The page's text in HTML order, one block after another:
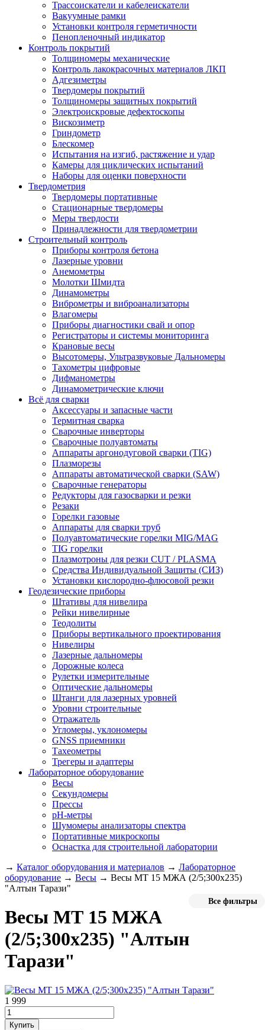
Трассоискатели и кабелеискатели
Вакуумные рамки
Установки контроля герметичности
Пенопленочный индикатор
Контроль покрытий
Толщиномеры механические
Контроль лакокрасочных материалов ЛКП
Адгезиметры
Твердомеры покрытий
Толщиномеры защитных покрытий
Электроискровые дефектоскопы
Вискозиметр
Гриндометр
Блескомер
Испытания на изгиб, растяжение и удар
Камеры для циклических испытаний
Наборы для оценки поверхности
Твердометрия
Твердомеры портативные
Стационарные твердомеры
Меры твердости
Принадлежности для твердометрии
Строительный контроль
Приборы контроля бетона
Лазерные уровни
Анемометры
Молотки Шмидта
Динамометры
Виброметры и виброанализаторы
Влагомеры
Приборы диагностики свай и опор
Регистраторы и системы мониторинга
Крановые весы
Высотомеры, Ультразвуковые Дальномеры
Тахометры цифровые
Дифманометры
Динамометрические ключи
Всё для сварки
Аксессуары и запасные части
Термитная сварка
Сварочные инверторы
Сварочные полуавтоматы
Аппараты аргонодуговой сварки (TIG)
Плазморезы
Аппараты автоматической сварки (SAW)
Сварочные генераторы
Редукторы для газосварки и резки
Резаки
Горелки газовые
Аппараты для сварки труб
Полуавтоматические горелки MIG/MAG
TIG горелки
Плазмотроны для резки CUT / PLASMA
Средства Индивидуальной Защиты (СИЗ)
Установки кислородно-флюсовой резки
Геодезические приборы
Штативы для нивелира
Рейки нивелирные
Теодолиты
Приборы вертикального проектирования
Нивелиры
Лазерные дальномеры
Дорожные колеса
Рулетки измерительные
Оптические дальномеры
Штанги для лазерных уровней
Уровни строительные
Отражатель
Угломеры, уклономеры
GNSS приемники
Тахеометры
Трегеры и адаптеры
Лабораторное оборудование
Весы
Секундомеры
Прессы
pH-метры
Шумомеры анализаторы спектра
Портативные микроскопы
Оснастка для строительной лаборатории
→ Каталог оборудования и материалов → Лабораторное
оборудование → Весы → Весы МТ 15 МЖА (2/5;300x235)
"Алтын Тарази"
Все фильтры
Весы МТ 15 МЖА
(2/5;300x235) "Алтын
Тарази"
1 999